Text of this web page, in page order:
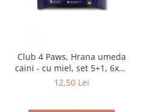
Club 4 Paws, Hrana umeda
caini - cu miel, set 5+1, 6x80
g
12,50 Lei